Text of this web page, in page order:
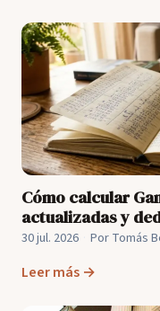
Cómo calcular
actualizadas y
30 jul. 2026 Por Tomás
Leer más →